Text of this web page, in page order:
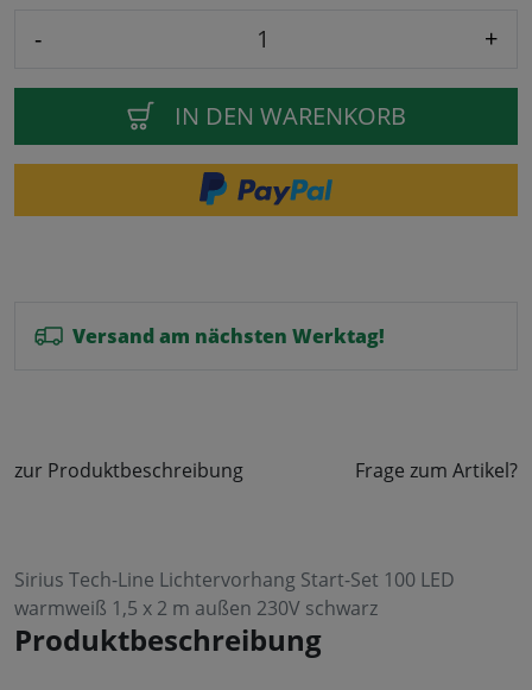
- +
IN DEN WARENKORB
Versand am nächsten Werktag!
zur Produktbeschreibung Frage zum Artikel?
Sirius Tech-Line Lichtervorhang Start-Set 100 LED
warmweiß 1,5 x 2 m außen 230V schwarz
Produktbeschreibung